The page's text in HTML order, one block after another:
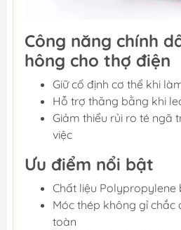
Công năng chính
hông cho thợ điện
Giữ cố định cơ thể khi
Hỗ trợ thăng bằng khi
Giảm thiểu rủi ro té ngã
việc
Ưu điểm nổi bật
Chất liệu Polypropylene
Móc thép không gỉ chắc
toàn